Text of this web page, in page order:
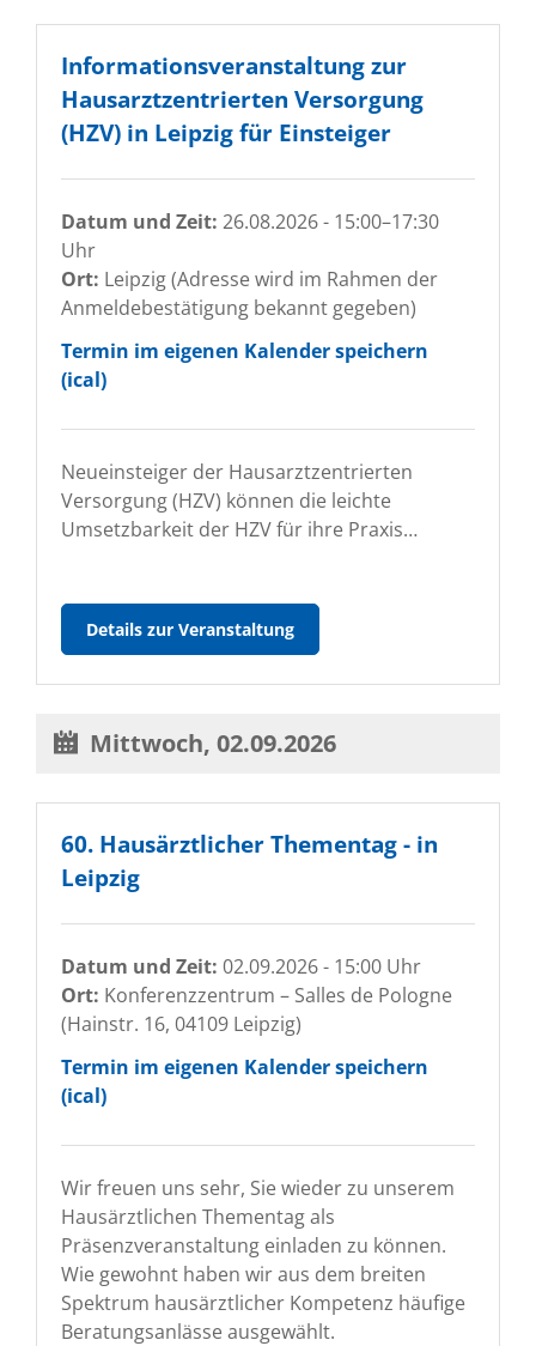
Informationsveranstaltung zur
Hausarztzentrierten Versorgung
(HZV) in Leipzig für Einsteiger
Datum und Zeit: 26.08.2026 - 15:00–17:30
Uhr
Ort: Leipzig (Adresse wird im Rahmen der
Anmeldebestätigung bekannt gegeben)
Termin im eigenen Kalender speichern
(ical)
Neueinsteiger der Hausarztzentrierten
Versorgung (HZV) können die leichte
Umsetzbarkeit der HZV für ihre Praxis…
Details zur VeranstaltungInformationsveranstaltung
zur
in
für
Mittwoch, 02.09.2026
60. Hausärztlicher Thementag - in
Leipzig
Datum und Zeit: 02.09.2026 - 15:00 Uhr
Ort: Konferenzzentrum – Salles de Pologne
(Hainstr. 16, 04109 Leipzig)
Termin im eigenen Kalender speichern
(ical)
Wir freuen uns sehr, Sie wieder zu unserem
Hausärztlichen Thementag als
Präsenzveranstaltung einladen zu können.
Wie gewohnt haben wir aus dem breiten
Spektrum hausärztlicher Kompetenz häufige
Beratungsanlässe ausgewählt.